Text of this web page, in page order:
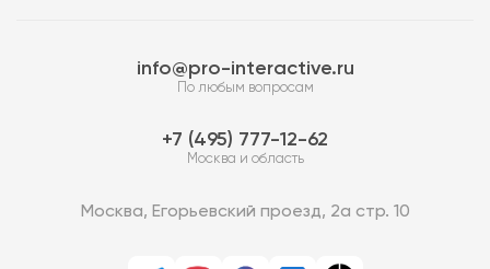
info@pro-interactive.ru
По любым вопросам
7 (495) 777-12-62
Москва и область
Москва, Егорьевский проезд, 2а стр. 10